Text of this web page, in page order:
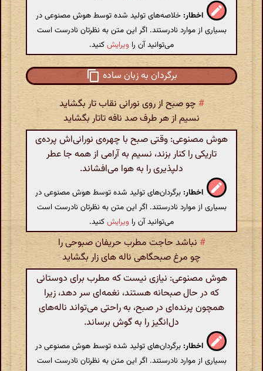
اخطار: خلاصه‌های تولید شده توسط هوش مصنوعی در
بسیاری از موارد نادرستند. اگر این متن به نظرتان نادرست است
می‌توانید آن را ویرایشکنید.
برگردان به زبان ساده
# چو صبح از روی نورانی نقاب تار بگشاید
نسیم از هر طرف صد نافه تاتار بگشاید
هوش مصنوعی: وقتی صبح با چهره‌ی نورانی‌اش پرده‌ی
تاریکی را کنار بزند، نسیم به آرامی از همه جا عطر
دلپذیری را به هوا می‌افشاند.
اخطار: برگردان‌های تولید شده توسط هوش مصنوعی در
بسیاری از موارد نادرستند. اگر این متن به نظرتان نادرست است
می‌توانید آن را ویرایشکنید.
# نباشد حاجت مطرب حریفان صبوحی را
چو مرغ صبحگاهی ناله های زار بگشاید
هوش مصنوعی: نیازی نیست که مطرب برای دوستانی
که در حال صبحانه هستند، نغمه‌ای سر دهد، زیرا
همچون پرنده‌ای در صبح، به راحتی می‌تواند ناله‌های
دل‌انگیز را به گوش برساند.
اخطار: برگردان‌های تولید شده توسط هوش مصنوعی در
بسیاری از موارد نادرستند. اگر این متن به نظرتان نادرست است